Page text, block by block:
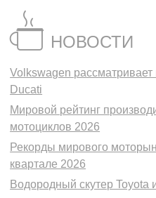
НОВОСТИ
Volkswagen
Ducati
Мировой рейтинг
мотоциклов 2026
Рекорды мирового
квартале 2026
Водородный скутер Toyota